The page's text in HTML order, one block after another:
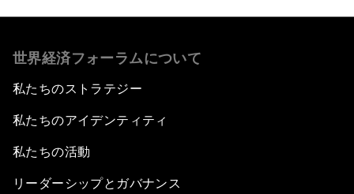
世界経済フォーラムについて
私たちのストラテジー
私たちのアイデンティティ
私たちの活動
リーダーシップとガバナンス